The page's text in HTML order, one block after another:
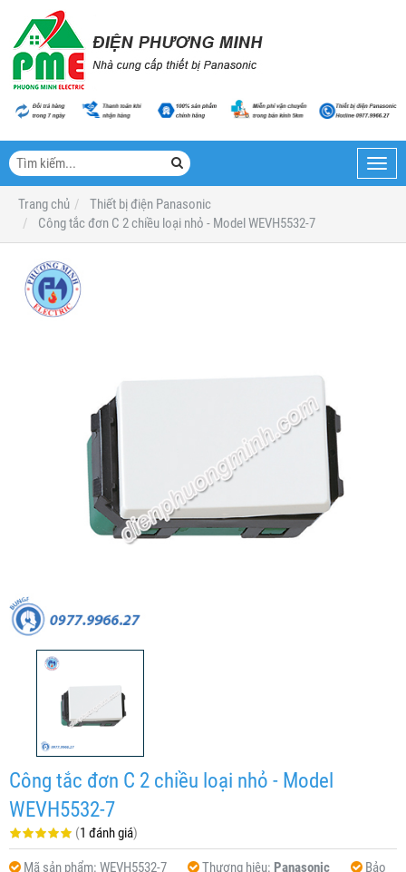
Trang chủ
Thiết bị điện Panasonic
Công tắc đơn C 2 chiều loại nhỏ - Model WEVH5532-7
Công tắc đơn C 2 chiều loại nhỏ - Model
WEVH5532-7
(1 đánh giá)
Mã sản phẩm: WEVH5532-7 Thương hiệu: Panasonic
Bảo